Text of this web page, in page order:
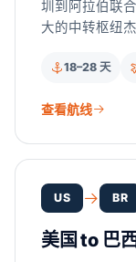
圳到阿拉伯联
大的中转枢纽
伙伴在两端办
18–28 天
查看航线
US BR
美国 to 巴